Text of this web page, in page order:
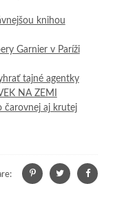
knihou
Garnier v Paríži
tajné agentky
NA ZEMI
čarovnej aj krutej